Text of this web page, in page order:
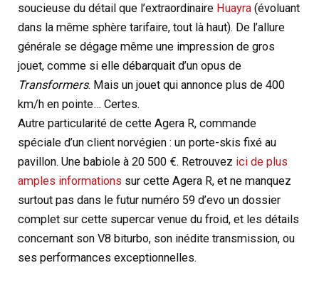
soucieuse du détail que l’extraordinaire Huayra (évoluant
dans la même sphère tarifaire, tout là haut). De l’allure
générale se dégage même une impression de gros
jouet, comme si elle débarquait d’un opus de
Transformers. Mais un jouet qui annonce plus de 400
km/h en pointe… Certes.
Autre particularité de cette Agera R, commande
spéciale d’un client norvégien : un porte-skis fixé au
pavillon. Une babiole à 20 500 €. Retrouvez ici de plus
amples informations sur cette Agera R, et ne manquez
surtout pas dans le futur numéro 59 d’evo un dossier
complet sur cette supercar venue du froid, et les détails
concernant son V8 biturbo, son inédite transmission, ou
ses performances exceptionnelles.